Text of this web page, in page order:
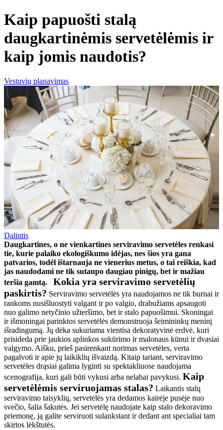
Kaip papuošti stalą
daugkartinėmis servetėlėmis ir
kaip jomis naudotis?
Vestuvių planavimas
Dalintis
Daugkartines, o ne vienkartines serviravimo servetėles renkasi
tie, kurie palaiko ekologiškumo idėjas, nes šios yra gana
patvarios, todėl ištarnauja ne vienerius metus, o tai reiškia, kad
jas naudodami ne tik sutaupo daugiau pinigų, bet ir mažiau
teršia gamtą.
Kokia yra serviravimo servetėlių
paskirtis? Serviravimo servetėlės yra naudojamos ne tik burnai ir
rankoms nusišluostyti valgant ir po valgio, drabužiams apsaugoti
nuo galimo netyčinio užteršimo, bet ir stalo papuošimui. Skoningai
ir išmoningai parinktos servetėlės demonstruoja šeimininkų meninį
išradingumą. Jų dėka sukuriama vientisa dekoratyvinė erdvė, kuri
prisideda prie jaukios aplinkos sukūrimo ir malonaus kūnui ir dvasiai
valgymo. Aišku, prieš pasirenkant norimas servetėles, verta
pagalvoti ir apie jų laikiklių išvaizdą. Kitaip tariant, serviravimo
servetėles drąsiai galima lyginti su spektakliuose naudojama
scenografija, kuri gali būti vykusi arba nelabai pavykusi. Kaip
servetėlėmis serviruojamas stalas? Laikantis stalų
serviravimo taisyklių, servetėlės yra dedamos kairėje pusėje nuo
svečio, šalia šakutės. Jei servetėlę naudojate kaip stalo dekoravimo
priemonę, ją galite serviruoti sulankstant ir dedant ant specialiai tam
skirtos lėkštutės.